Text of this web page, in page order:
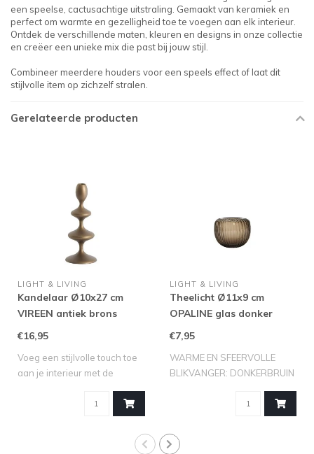
een speelse, cactusachtige uitstraling. Gemaakt van keramiek en
perfect om warmte en gezelligheid toe te voegen aan elk interieur.
Ontdek de verschillende maten, kleuren en designs in onze collectie
en creëer een unieke mix die past bij jouw stijl.
Combineer meerdere houders voor een speels effect of laat dit
stijlvolle item op zichzelf stralen.
Gerelateerde producten
LIGHT & LIVING
Kandelaar Ø10x27 cm
VIREEN antiek brons
€16,95
Voeg een stijlvolle touch toe
aan je interieur met de
LIGHT & LIVING
Theelicht Ø11x9 cm
OPALINE glas donker
€7,95
WARME EN SFEERVOLLE
BLIKVANGER: DONKERBRUIN